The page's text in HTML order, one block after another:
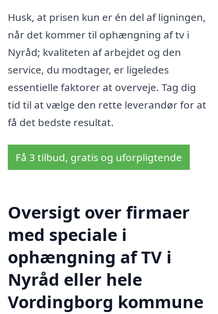
Husk, at prisen kun er én del af ligningen,
når det kommer til ophængning af tv i
Nyråd; kvaliteten af arbejdet og den
service, du modtager, er ligeledes
essentielle faktorer at overveje. Tag dig
tid til at vælge den rette leverandør for at
få det bedste resultat.
Få 3 tilbud, gratis og uforpligtende
Oversigt over firmaer
med speciale i
ophængning af TV i
Nyråd eller hele
Vordingborg kommune